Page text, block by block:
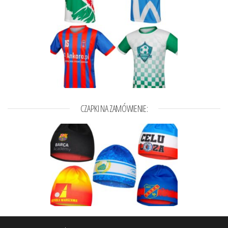
CZAPKI NA ZAMÓWIENIE: